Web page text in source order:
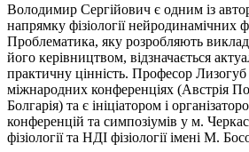
Володимир Сергійович є одним із
напрямку фізіології нейродинамічних
Проблематика, яку розробляють
його керівництвом, відзначається
практичну цінність. Професор Лизогуб
міжнародних конференціях (Австрія
Болгарія) та є ініціатором і
конференцій та симпозіумів у м.
фізіології та НДІ фізіології імені М.